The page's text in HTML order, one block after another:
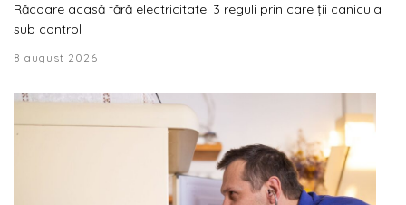
Răcoare acasă fără electricitate: 3 reguli prin care ții canicula
sub control
8 august 2026